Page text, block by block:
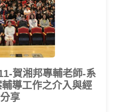
賀湘邦專輔老師-系
導工作之介入與經
享